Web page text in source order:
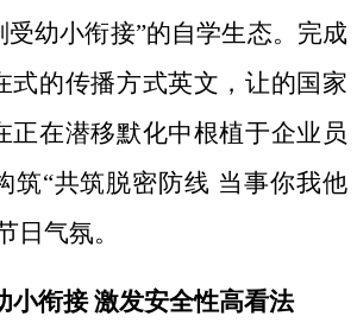
幼小衔接”的自学生态。完成
式的传播方式英文，让的国家
正在潜移默化中根植于企业员
筑“共筑脱密防线 当事你我他
日气氛。
小衔接 激发安全性高看法